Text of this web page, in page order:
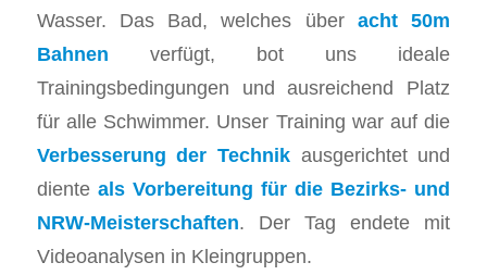
Wasser. Das Bad, welches überacht 50m
Bahnen verfügt, bot uns ideale
Trainingsbedingungen und ausreichend Platz
für alle Schwimmer. Unser Training war auf die
Verbesserung der Technik ausgerichtet und
diente als Vorbereitung für die Bezirks- und
NRW-Meisterschaften. Der Tag endete mit
Videoanalysen in Kleingruppen.